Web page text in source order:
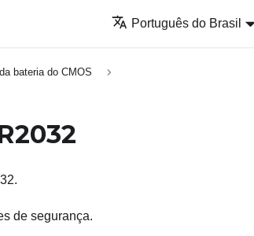
Português do Brasil
bateria do CMOS
de segurança.